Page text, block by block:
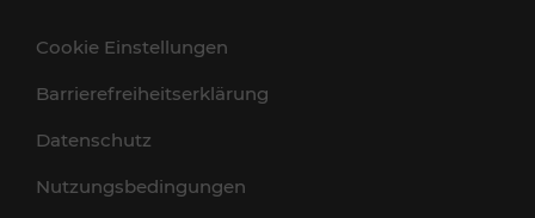
Cookie Einstellungen
Barrierefreiheitserklärung
Datenschutz
Nutzungsbedingungen